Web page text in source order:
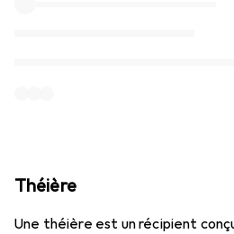
Théière
Une théière est un récipient